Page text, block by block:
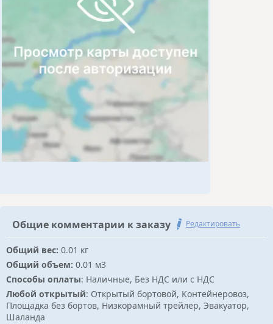
Общие комментарии к заказу Редактировать
Общий вес: 0.01 кг
Общий объем: 0.01 м3
Способы оплаты: Наличные, Без НДС или с НДС
Любой открытый: Открытый бортовой, Контейнеровоз,
Площадка без бортов, Низкорамный трейлер, Эвакуатор,
Шаланда